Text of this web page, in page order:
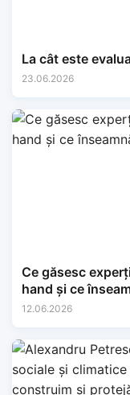
La cât este
23.06.2026
Ce găsesc
hand și ce
12.06.2026